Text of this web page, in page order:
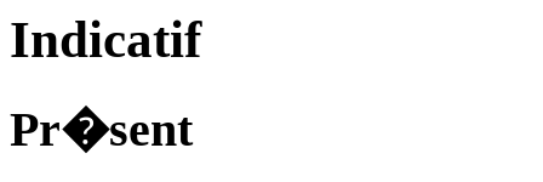
Indicatif
Pr�sent